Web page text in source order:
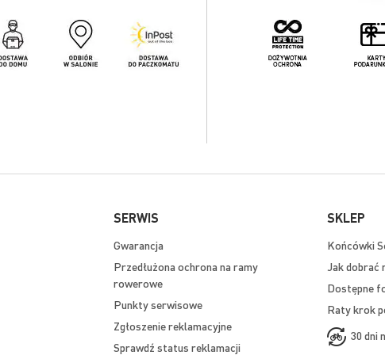
SERWIS
Gwarancja
Przedłużona ochrona na ramy
rowerowe
Punkty serwisowe
Zgłoszenie reklamacyjne
Sprawdź status reklamacji
SKLEP
Końcówki
Jak dobrać
Dostępne
Raty krok
30 dni